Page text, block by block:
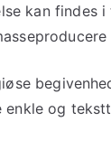
kan findes
og